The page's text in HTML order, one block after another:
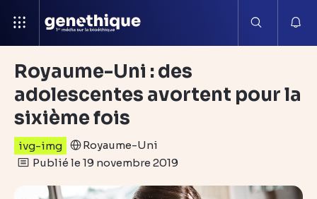
Royaume-Uni : des
adolescentes avortent pour la
sixième fois
ivg-img
Royaume-Uni
Publié le 19 novembre 2019